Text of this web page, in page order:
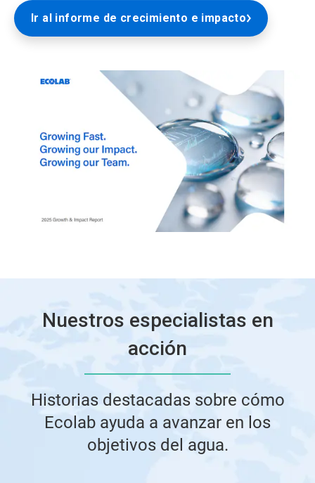
Ir al informe de crecimiento e impacto
Nuestros especialistas en
acción
Historias destacadas sobre cómo
Ecolab ayuda a avanzar en los
objetivos del agua.